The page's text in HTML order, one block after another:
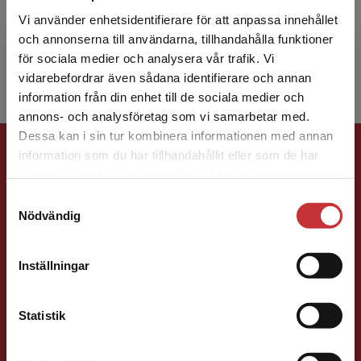
Vi använder enhetsidentifierare för att anpassa innehållet
och annonserna till användarna, tillhandahålla funktioner
för sociala medier och analysera vår trafik. Vi
vidarebefordrar även sådana identifierare och annan
information från din enhet till de sociala medier och
annons- och analysföretag som vi samarbetar med.
Dessa kan i sin tur kombinera informationen med annan
information som du har tillhandahållit eller som de har
Nödvändig
Inställningar
Statistik
Begränsad fraktregion
Det verkar som att du besöker
studentlitteratur.se via en enhet utanför Sverige.
Vi erbjuder inte leveranser utanför Sverige. För
att kunna slutföra ett köp måste
docent i arbetsterapi. Under senare år har hon
varit professionsrådgivare till Sveriges
Arbetsterapeuter. H...
Förlagskontakt